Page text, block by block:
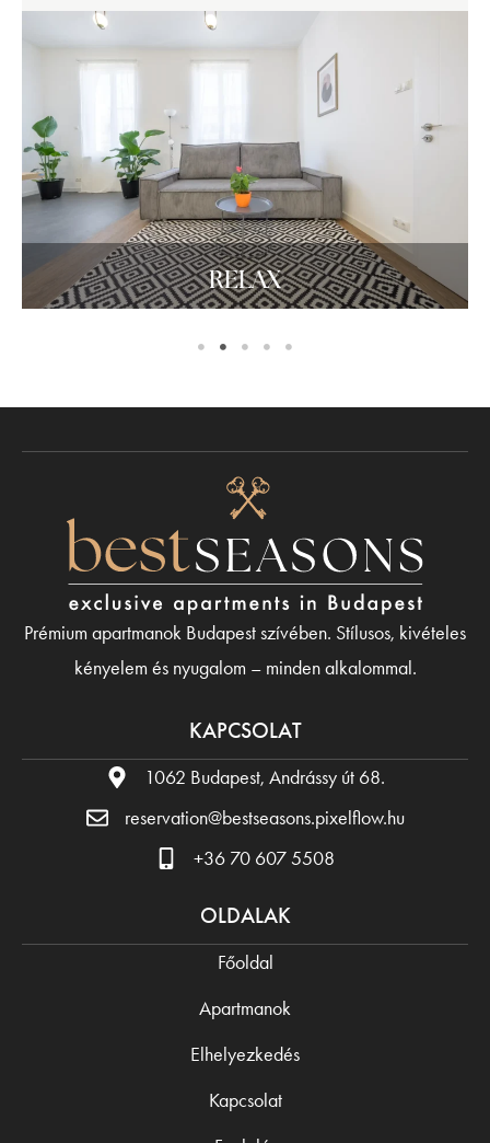
RELAX
KAPCSOLAT
1062 Budapest, Andrássy út 68.
reservation@bestseasons.pixelflow.hu
+36 70 607 5508
Prémium apartmanok Budapest szívében. Stílusos, kivételes
kényelem és nyugalom – minden alkalommal.
OLDALAK
Főoldal
Apartmanok
Elhelyezkedés
Kapcsolat